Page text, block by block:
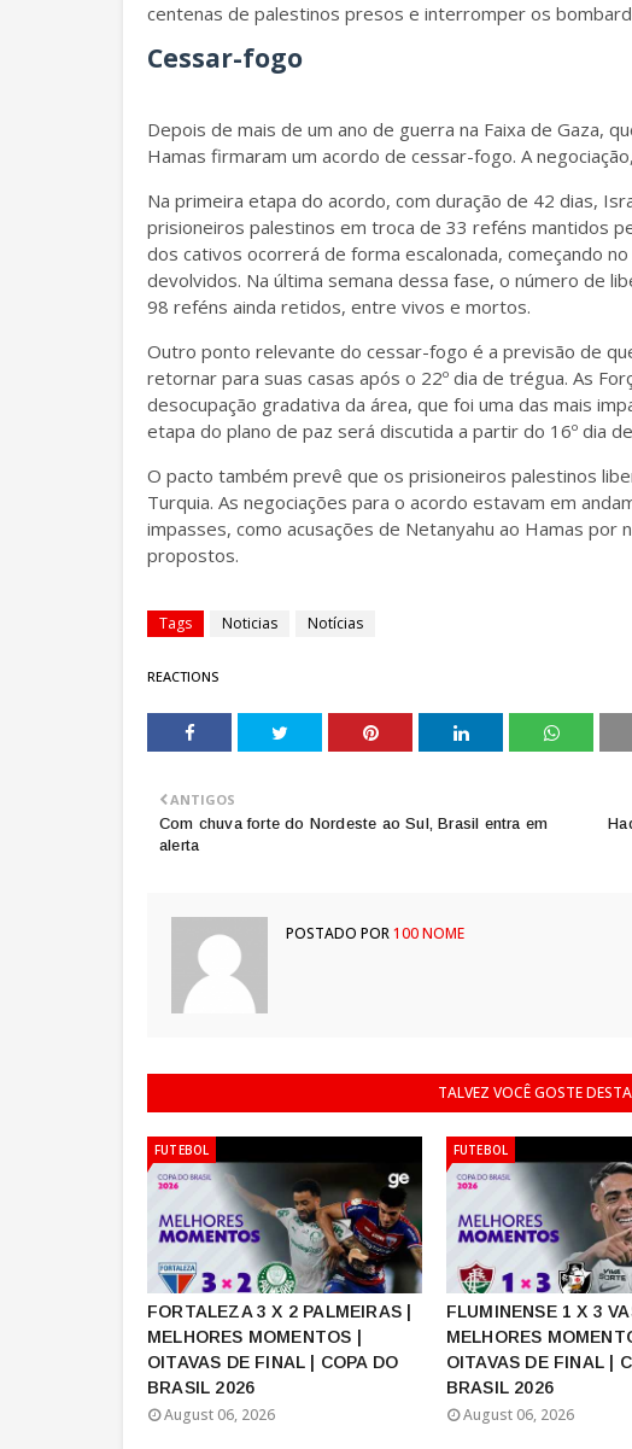
centenas de palestinos presos e interromper os
Cessar-fogo
Depois de mais de um ano de guerra na Faixa de Gaza,
Hamas firmaram um acordo de cessar-fogo. A
Na primeira etapa do acordo, com duração de 42 dias,
prisioneiros palestinos em troca de 33 reféns mantidos
dos cativos ocorrerá de forma escalonada, começando
devolvidos. Na última semana dessa fase, o número de
98 reféns ainda retidos, entre vivos e mortos.
Outro ponto relevante do cessar-fogo é a previsão de
retornar para suas casas após o 22º dia de trégua. As
desocupação gradativa da área, que foi uma das mais
etapa do plano de paz será discutida a partir do 16º dia
O pacto também prevê que os prisioneiros palestinos
Turquia. As negociações para o acordo estavam em
impasses, como acusações de Netanyahu ao Hamas
propostos.
Tags Noticias Notícias
REACTIONS
ANTIGOS
Com chuva forte do Nordeste ao Sul, Brasil entra em
alerta
POSTADO POR100 NOME
TALVEZ VOCÊ GOSTE
FUTEBOL
FORTALEZA 3 X 2 PALMEIRAS |
MELHORES MOMENTOS |
OITAVAS DE FINAL | COPA DO
BRASIL 2026
August 06, 2026
FUTEBOL
FLUMINENSE 1 X 3
MELHORES
OITAVAS DE FINAL |
BRASIL 2026
August 06, 2026